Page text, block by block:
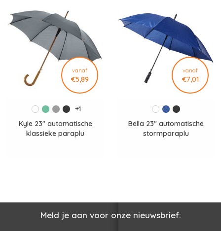
Ervaar de persoonlijke service van ons
familiebedrijf sinds
1972.
Bel ons op +31 77 354 1483 bericht
. We denken
graag met je mee.
Veilig en vertrouwd achteraf betalen op rekening.
vanaf
€5,89
+1
Kyle 23'' automatische
klassieke paraplu
vanaf
€7,01
Bella 23" automatische
stormparaplu
Meld je aan voor onze nieuwsbrief: